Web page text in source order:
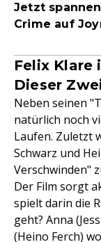
Jetzt
Crime auf
Felix Klare
Dieser
Neben seinen
natürlich noch
Laufen. Zuletzt
Schwarz und
Verschwinden"
Der Film sorgt
spielt darin die
geht? Anna
(Heino Ferch)